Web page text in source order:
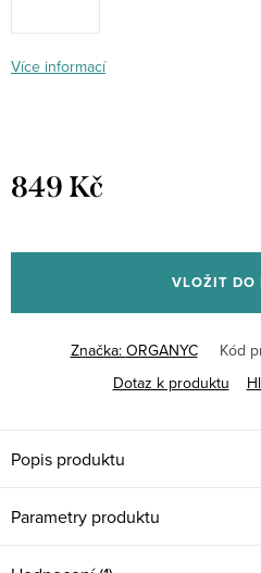
Více informací
849 Kč
VLOŽIT DO
Značka: ORGANYC Kód
Dotaz k produktu
Popis produktu
Parametry produktu